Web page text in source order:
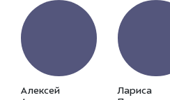
Алексей
Лариса